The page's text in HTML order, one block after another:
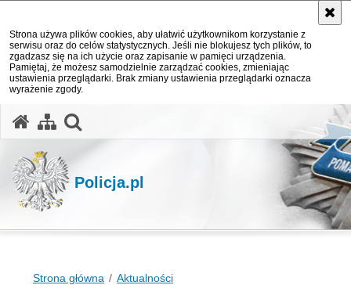
Strona używa plików cookies, aby ułatwić użytkownikom korzystanie z
serwisu oraz do celów statystycznych. Jeśli nie blokujesz tych plików, to
zgadzasz się na ich użycie oraz zapisanie w pamięci urządzenia.
Pamiętaj, że możesz samodzielnie zarządzać cookies, zmieniając
ustawienia przeglądarki. Brak zmiany ustawienia przeglądarki oznacza
wyrażenie zgody.
Policja.pl
Strona główna Aktualności